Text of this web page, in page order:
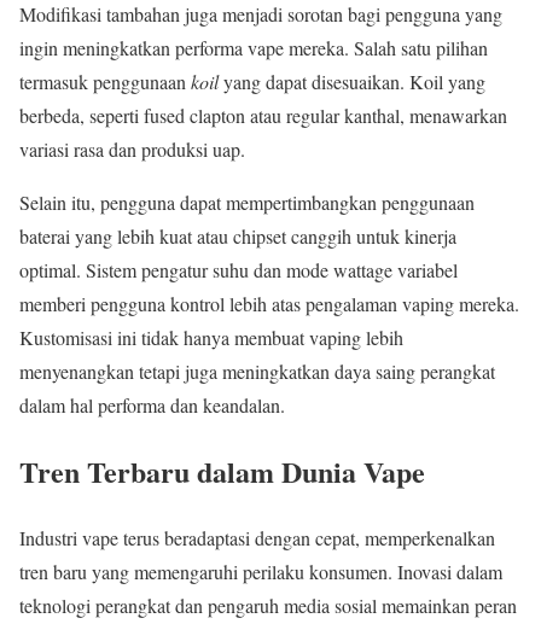
Modifikasi tambahan juga menjadi sorotan bagi pengguna yang
ingin meningkatkan performa vape mereka. Salah satu pilihan
termasuk penggunaan koilyang dapat disesuaikan. Koil yang
berbeda, seperti fused clapton atau regular kanthal, menawarkan
variasi rasa dan produksi uap.
Selain itu, pengguna dapat mempertimbangkan penggunaan
baterai yang lebih kuat atau chipset canggih untuk kinerja
optimal. Sistem pengatur suhu dan mode wattage variabel
memberi pengguna kontrol lebih atas pengalaman vaping mereka.
Kustomisasi ini tidak hanya membuat vaping lebih
menyenangkan tetapi juga meningkatkan daya saing perangkat
dalam hal performa dan keandalan.
Tren Terbaru dalam Dunia Vape
Industri vape terus beradaptasi dengan cepat, memperkenalkan
tren baru yang memengaruhi perilaku konsumen. Inovasi dalam
teknologi perangkat dan pengaruh media sosial memainkan peran